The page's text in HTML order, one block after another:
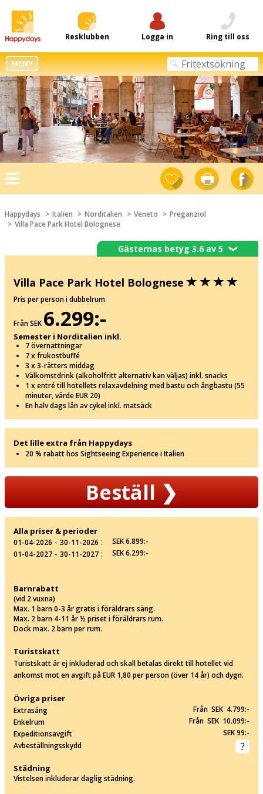
Resklubben Logga in Ring till oss
MENY
Toggle
navigation
Happydays Italien Norditalien Veneto
Preganziol
Villa Pace Park Hotel Bolognese
Gästernas betyg 3.6 av 5❯
Villa Pace Park Hotel Bolognese
Pris per person i dubbelrum
Från SEK 6.299:-
Semester i Norditalien inkl.
7 övernattningar
7 x frukostbuffé
3 x 3-rätters middag
Välkomstdrink (alkoholfritt alternativ kan väljas) inkl. snacks
1 x entré till hotellets relaxavdelning med bastu och ångbastu (55
minuter, värde EUR 20)
En halv dags lån av cykel inkl. matsäck
Det lille extra från Happydays
20 % rabatt hos Sightseeing Experience i Italien
Beställ❯
Alla priser & perioder
01-04-2026 ‐ 30-11-2026 :
SEK 6.899:-
01-04-2027 ‐ 30-11-2027 : SEK 6.299:-
Barnrabatt
(vid 2 vuxna)
Max. 1 barn 0-3 år gratis i föräldrars säng.
Max. 2 barn 4-11 år ½ priset i föräldrars rum.
Dock max. 2 barn per rum.
Turistskatt
Turistskatt är ej inkluderad och skall betalas direkt till hotellet vid
ankomst mot en avgift på EUR 1,80 per person (över 14 år) och dygn.
Övriga priser
Extrasäng
Från SEK 4.799:-
Enkelrum
Från SEK 10.099:-
Expeditionsavgift
SEK 99:-
Avbeställningsskydd
Städning
Vistelsen inkluderar daglig städning.